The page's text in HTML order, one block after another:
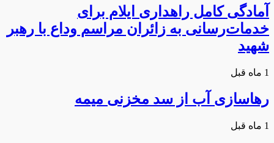
آمادگی کامل راهداری ایلام برای
خدمات‌رسانی به زائران مراسم وداع با رهبر
شهید
1 ماه قبل
رهاسازی آب از سد مخزنی میمه
1 ماه قبل